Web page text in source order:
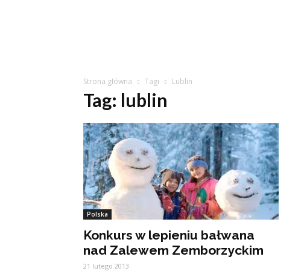
Strona główna Tagi Lublin
Tag: lublin
Polska
Konkurs w lepieniu bałwana
nad Zalewem Zemborzyckim
21 lutego 2013